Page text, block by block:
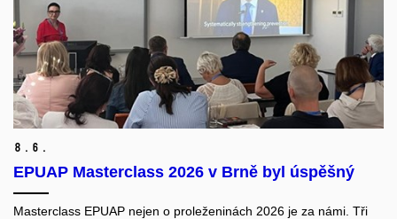
8. 6.
EPUAP Masterclass 2026 v Brně byl úspěšný
Masterclass EPUAP nejen o proleženinách 2026 je za námi. Tři